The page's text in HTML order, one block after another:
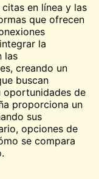
en línea y las
que ofrecen
la
las
creando un
buscan
oportunidades de
proporciona un
sus
opciones de
se compara